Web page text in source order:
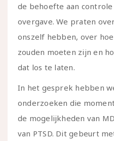
de behoefte aan
overgave. We praten
onszelf hebben, over
zouden moeten zijn en
dat los te laten.
In het gesprek hebben
onderzoeken die
de mogelijkheden van
van PTSD. Dit gebeurt